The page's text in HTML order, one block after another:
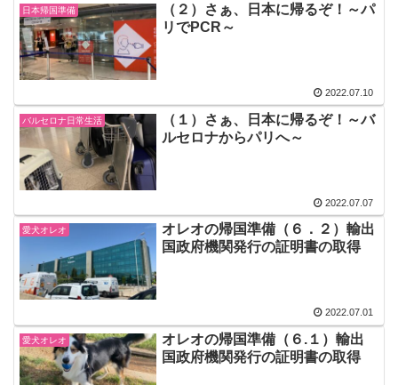
日本帰国準備
（２）さぁ、日本に帰るぞ！～パ
リでPCR～
2022.07.10
バルセロナ日常生活
（１）さぁ、日本に帰るぞ！～バ
ルセロナからパリへ～
2022.07.07
愛犬オレオ
オレオの帰国準備（６．２）輸出
国政府機関発行の証明書の取得
2022.07.01
愛犬オレオ
オレオの帰国準備（６.１）輸出
国政府機関発行の証明書の取得